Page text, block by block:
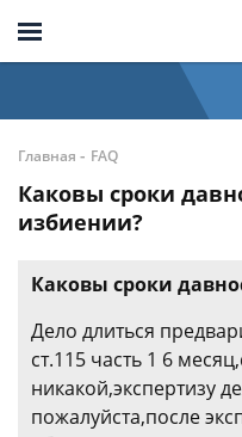
Главная - FAQ
Каковы сроки
избиении?
Каковы сроки
Дело длиться
ст.115 часть 1 6
никакой,экспертизу
пожалуйста,после